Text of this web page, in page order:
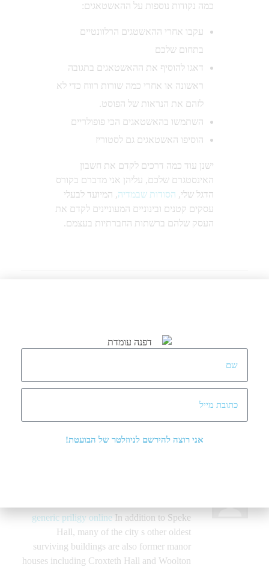
כמה נקודות נוספות על ההאשטאגים:
עקבו אחרי ההאשטגים הרלוונטיים
בתחום שלכם
דאגו להוסיף את ההאשטאגים בתגובה
ראשונה או אחרי כמה שורות רווח כדי לא
לזהם את הנראות של הפוסט.
השתמשו בהאשטאגים הכי פופולריים
הוסיפו האשטאגים גם לסטוריז
ישנן עוד כמה דרכים לקדם את חשבון
האינסטגרם שלכם, עליהן אני מדברם בקורס
הדגל שלי, הסודות שבמדיה, המיועד לבעלי
עסקים קטנים ובינוניים המעוניינים לקדם את
העסק שלהם ברשתות החברתיות בעצמם.
Previous Post
Next Post
generic priligy online In addition to Speke
Hall, many of the city s other oldest
surviving buildings are also former manor
houses including Croxteth Hall and Woolton
אני רוצה להירשם לניוזלטר של הבועטת!